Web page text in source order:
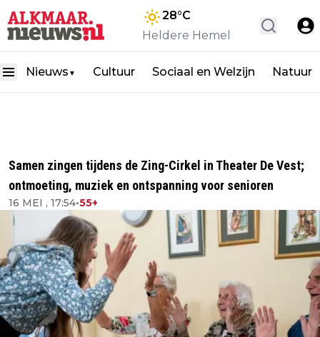
28°C
Heldere Hemel
Nieuws ▼ Cultuur Sociaal en Welzijn Natuur
Samen zingen tijdens de Zing-Cirkel in Theater De Vest;
ontmoeting, muziek en ontspanning voor senioren
16 MEI , 17:54•55+